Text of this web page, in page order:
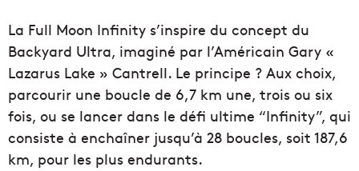
La Full Moon Infinity s’inspire du concept du
Backyard Ultra, imaginé par l’Américain Gary «
Lazarus Lake » Cantrell. Le principe ? Aux choix,
parcourir une boucle de 6,7 km une, trois ou six
fois, ou se lancer dans le défi ultime “Infinity”, qui
consiste à enchaîner jusqu’à 28 boucles, soit 187,6
km, pour les plus endurants.